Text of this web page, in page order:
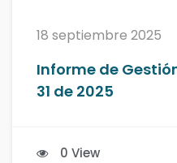
18 septiembre 2025
Informe de
31 de 2025
0 View